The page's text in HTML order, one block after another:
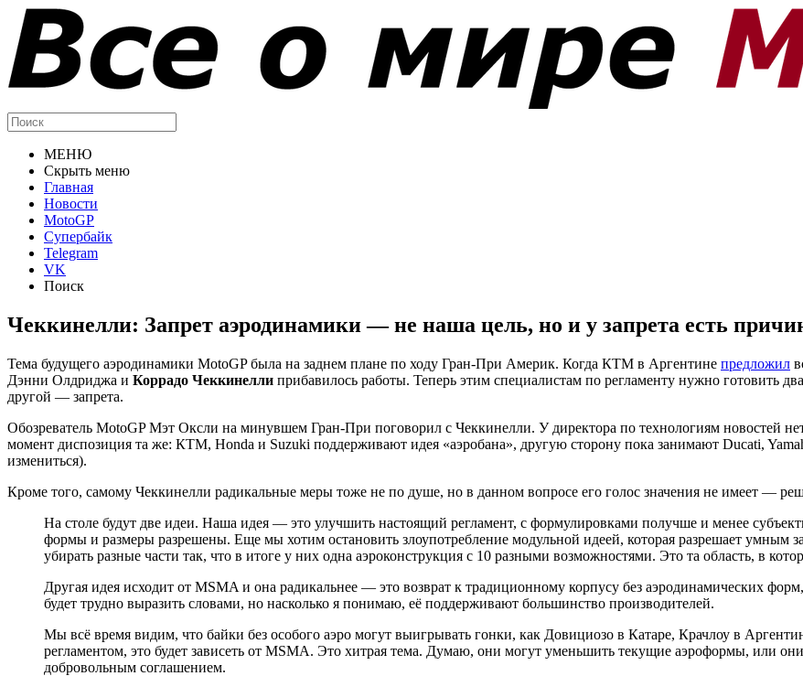
МЕНЮ
Скрыть меню
Главная
Новости
MotoGP
Супербайк
Telegram
VK
Поиск
Чеккинелли: Запрет аэродинамики — не наша цель, но и у запрета есть
Тема будущего аэродинамики MotoGP была на заднем плане по ходу Гран-При Америк. Когда КТМ в Аргентине предложил
Дэнни Олдриджа и Коррадо Чеккинелли прибавилось работы. Теперь этим специалистам по регламенту нужно готовить
другой — запрета.
Обозреватель MotoGP Мэт Оксли на минувшем Гран-При поговорил с Чеккинелли. У директора по технологиям новостей
момент диспозиция та же: КТМ, Honda и Suzuki поддерживают идея «аэробана», другую сторону пока занимают Ducati,
измениться).
Кроме того, самому Чеккинелли радикальные меры тоже не по душе, но в данном вопросе его голос значения не имеет —
На столе будут две идеи. Наша идея — это улучшить настоящий регламент, с формулировками получше и менее
формы и размеры разрешены. Еще мы хотим остановить злоупотребление модульной идеей, которая разрешает умным
убирать разные части так, что в итоге у них одна аэроконструкция с 10 разными возможностями. Это та область, в
Другая идея исходит от MSMA и она радикальнее — это возврат к традиционному корпусу без аэродинамических
будет трудно выразить словами, но насколько я понимаю, её поддерживают большинство производителей.
Мы всё время видим, что байки без особого аэро могут выигрывать гонки, как Довициозо в Катаре, Крачлоу в
регламентом, это будет зависеть от MSMA. Это хитрая тема. Думаю, они могут уменьшить текущие аэроформы, или
добровольным соглашением.